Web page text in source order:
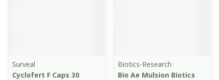
Surveal
Cyclofert F Caps 30
Biotics-Research
Bio Ae Mulsion Biotics